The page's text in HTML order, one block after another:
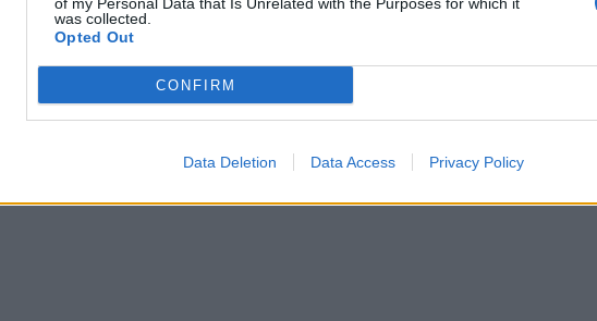
was collected.
Opted Out
CONFIRM
Data Deletion Data Access Privacy Policy
και μάθετε πρώτοι όλες τις ειδήσεις για την άμυνα.
ΕΙΔΗΣΕΙΣ ΕΝΟΠΛΕΣ ΔΥΝΑΜΕΙΣ ΠΑΡΜΕΝΙΩΝ ΠΕΔΙΟ ΒΟΛΗΣ ΠΥΡΚΑΓΙΑ